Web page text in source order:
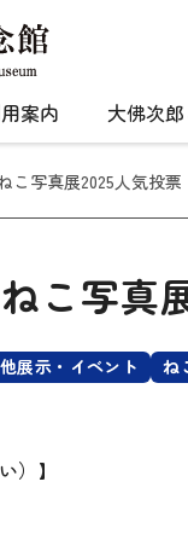
案内 大佛次
写真展2025人気投票
こ写真
展示・イベント ね
）】